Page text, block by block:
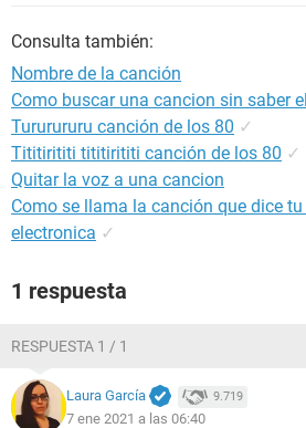
Consulta también:
Nombre de la canción
Como buscar una cancion sin saber
Tururururu canción de los 80 ✓
Tititirititi tititirititi canción de los 80 ✓
Quitar la voz a una cancion
Como se llama la canción que dice
electronica ✓
1 respuesta
RESPUESTA 1 / 1
Laura García 9.719
7 ene 2021 a las 06:40